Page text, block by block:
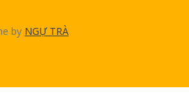
by NGỰ TRÀ